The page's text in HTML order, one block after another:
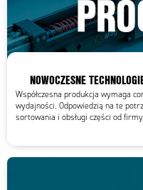
NOWOCZESNE
Współczesna produkcja wymaga
wydajności. Odpowiedzią na te
sortowania i obsługi części od firmy